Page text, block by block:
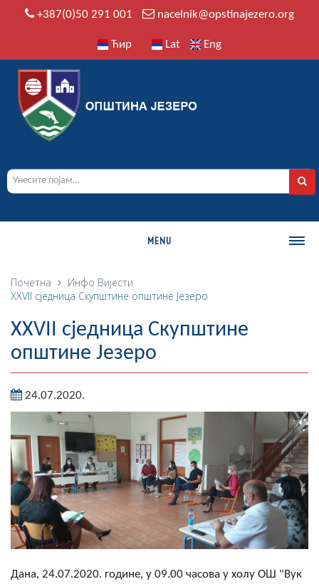
+387(0)50 291 001 nacelnik@opstinajezero.org
Ћир Lat Eng
MENU
О ОПШТИНИ
Историја
Географија
Насељена мјеста
Занимљивости
Фотогалерија
НАЧЕЛНИК
О Начелнику
Замјеник начелника
Почетна Инфо Вијести
XXVII сједница Скупштине општине Језеро
XXVII сједница Скупштине
општине Језеро
24.07.2020.
Дана, 24.07.2020. године, у 09.00 часова у холу ОШ "Вук